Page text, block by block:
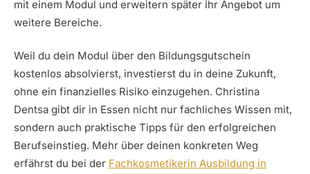
mit einem Modul und erweitern später ihr Angebot um
weitere Bereiche.
Weil du dein Modul über den Bildungsgutschein
kostenlos absolvierst, investierst du in deine Zukunft,
ohne ein finanzielles Risiko einzugehen. Christina
Dentsa gibt dir in Essen nicht nur fachliches Wissen mit,
sondern auch praktische Tipps für den erfolgreichen
Berufseinstieg. Mehr über deinen konkreten Weg
erfährst du bei der Fachkosmetikerin Ausbildung in